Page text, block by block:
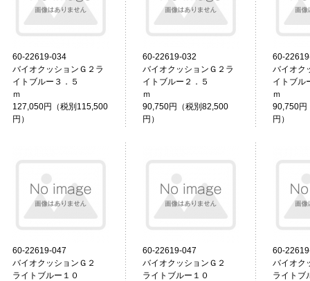
60-22619-034
バイオクッションＧ２ラ
イトブルー３．５
ｍ
127,050円（税別115,500
円）
60-22619-032
バイオクッションＧ２ラ
イトブルー２．５
ｍ
90,750円（税別82,500
円）
60-
バイオク
イトブル
90,750円
円）
60-22619-047
バイオクッションＧ２
ライトブルー１０
60-22619-047
バイオクッションＧ２
ライトブルー１０
60-
バイオ
ライトブ